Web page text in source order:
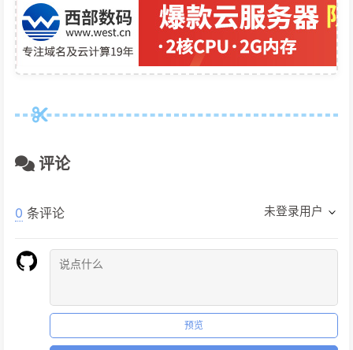
评论
0 条评论 未登录用户
预览